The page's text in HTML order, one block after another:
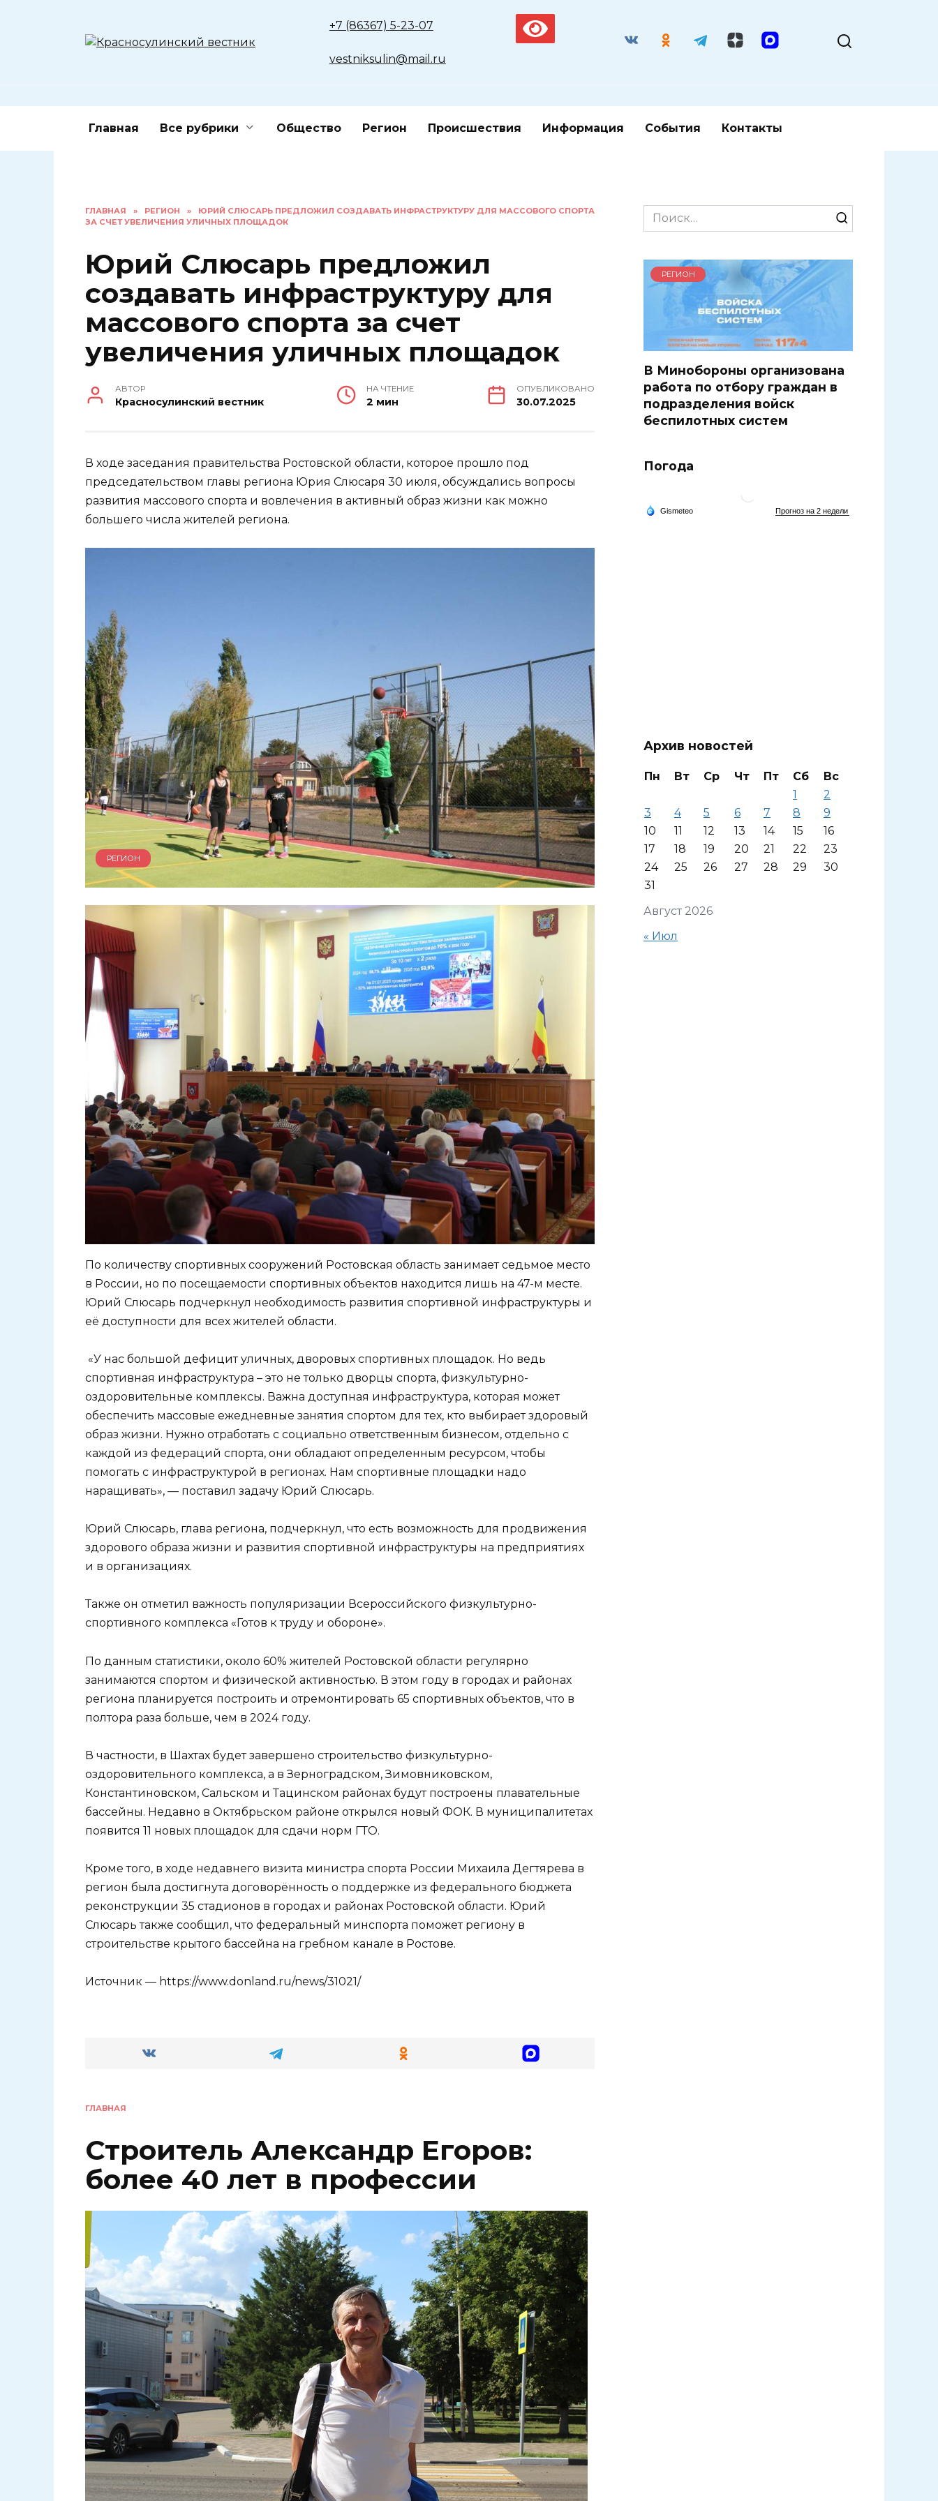
+7 (86367) 5-23-07
vestniksulin@mail.ru
Главная Все рубрики Общество Регион Происшествия Информация События Контакты
ГЛАВНАЯ » РЕГИОН »
ЮРИЙ СЛЮСАРЬ ПРЕДЛОЖИЛ СОЗДАВАТЬ ИНФРАСТРУКТУРУ ДЛЯ МАССОВОГО СПОРТА
ЗА СЧЕТ УВЕЛИЧЕНИЯ УЛИЧНЫХ ПЛОЩАДОК
Юрий Слюсарь предложил
создавать инфраструктуру для
массового спорта за счет
увеличения уличных площадок
АВТОР
Красносулинский вестник
НА ЧТЕНИЕ
2 мин
ОПУБЛИКОВАНО
30.07.2025
В ходе заседания правительства Ростовской области, которое прошло под
председательством главы региона Юрия Слюсаря 30 июля, обсуждались вопросы
развития массового спорта и вовлечения в активный образ жизни как можно
большего числа жителей региона.
РЕГИОН
По количеству спортивных сооружений Ростовская область занимает седьмое место
в России, но по посещаемости спортивных объектов находится лишь на 47-м месте.
Юрий Слюсарь подчеркнул необходимость развития спортивной инфраструктуры и
её доступности для всех жителей области.
«У нас большой дефицит уличных, дворовых спортивных площадок. Но ведь
спортивная инфраструктура – это не только дворцы спорта, физкультурно-
оздоровительные комплексы. Важна доступная инфраструктура, которая может
обеспечить массовые ежедневные занятия спортом для тех, кто выбирает здоровый
образ жизни. Нужно отработать с социально ответственным бизнесом, отдельно с
каждой из федераций спорта, они обладают определенным ресурсом, чтобы
помогать с инфраструктурой в регионах. Нам спортивные площадки надо
наращивать», — поставил задачу Юрий Слюсарь.
Юрий Слюсарь, глава региона, подчеркнул, что есть возможность для продвижения
здорового образа жизни и развития спортивной инфраструктуры на предприятиях
и в организациях.
Также он отметил важность популяризации Всероссийского физкультурно-
спортивного комплекса «Готов к труду и обороне».
По данным статистики, около 60% жителей Ростовской области регулярно
занимаются спортом и физической активностью. В этом году в городах и районах
региона планируется построить и отремонтировать 65 спортивных объектов, что в
полтора раза больше, чем в 2024 году.
В частности, в Шахтах будет завершено строительство физкультурно-
оздоровительного комплекса, а в Зерноградском, Зимовниковском,
Константиновском, Сальском и Тацинском районах будут построены плавательные
бассейны. Недавно в Октябрьском районе открылся новый ФОК. В муниципалитетах
появится 11 новых площадок для сдачи норм ГТО.
Кроме того, в ходе недавнего визита министра спорта России Михаила Дегтярева в
регион была достигнута договорённость о поддержке из федерального бюджета
реконструкции 35 стадионов в городах и районах Ростовской области. Юрий
Слюсарь также сообщил, что федеральный минспорта поможет региону в
строительстве крытого бассейна на гребном канале в Ростове.
Источник — https://www.donland.ru/news/31021/
ГЛАВНАЯ
Строитель Александр Егоров:
более 40 лет в профессии
Search
for:
РЕГИОН
В Минобороны организована
работа по отбору граждан в
подразделения войск
беспилотных систем
Погода
Архив новостей
Август 2026
Пн Вт Ср Чт Пт Сб
Вс
1
2
3
4 5 6 7 8
9
10
11 12 13 14 15
16
17
18 19 20 21 22
23
24
25 26 27 28 29
30
31
« Июл